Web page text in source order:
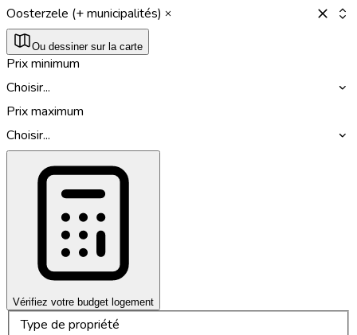
Oosterzele (+ municipalités)
Ou dessiner sur la carte
Prix minimum
Choisir...
Prix maximum
Choisir...
Vérifiez votre budget logement
Type de propriété